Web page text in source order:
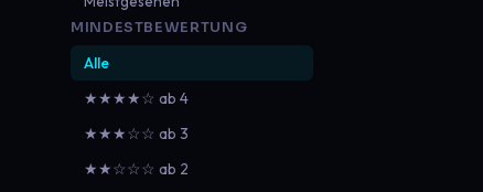
MINDESTBEWERTUNG
Alle
★★★★☆ ab 4
★★★☆☆ ab 3
★★☆☆☆ ab 2